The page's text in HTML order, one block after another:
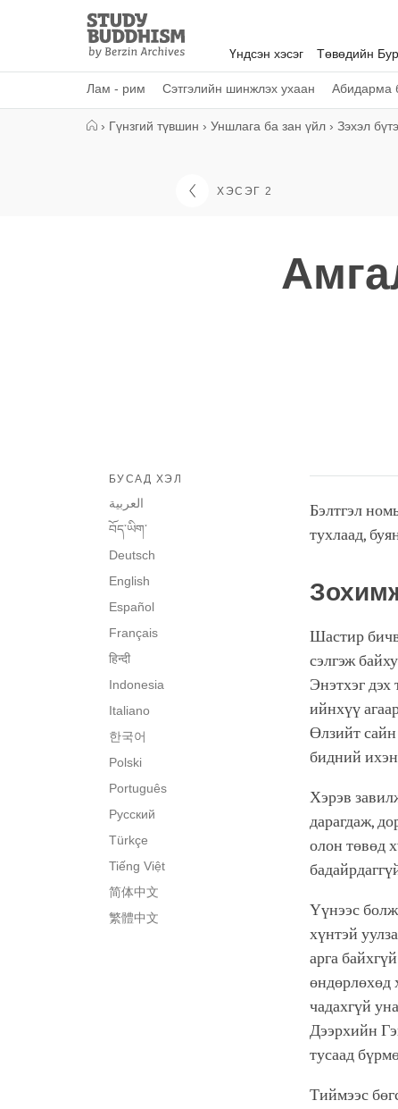
Study
Buddhism
Home
Үндсэн хэсэг Төвөдийн
Лам - рим Сэтгэлийн шинжлэх ухаан Абидарма
› Гүнзгий түвшин › Уншлага ба зан үйл › Зэхэл
ХЭСЭГ 2
БУСАД ХЭЛ
العربية
བོད་ཡིག་
Deutsch
English
Español
Français
हिन्दी
Indonesia
Italiano
한국어
Polski
Português
Русский
Türkçe
Tiếng Việt
简体中文
繁體中文
Бэлтгэл
тухлаад,
Шастир
сэлгэж
Энэтхэг дэх
ийнхүү
Өлзийт сайн
бидний
Хэрэв
дарагдаж,
олон төвөд
Үүнээс
хүнтэй
арга
өндөрлөхөд
чадахгүй
Дээрхийн
тусаад
Тиймээс